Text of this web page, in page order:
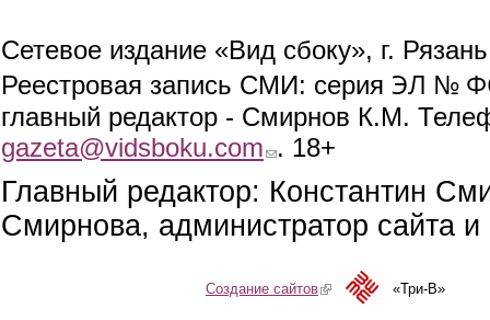
Сетевое издание «Вид сбоку», г.
Реестровая запись СМИ: серия ЭЛ №
главный редактор - Смирнов К.М.
gazeta@vidsboku.com (link sends e-mail)
. 18+
Главный редактор: Константин
Смирнова, администратор сайта
Создание сайтов(link is external)«Три-В»